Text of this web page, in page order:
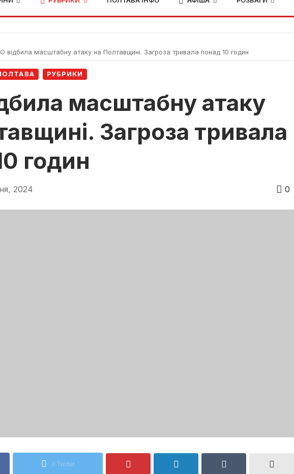
відбила масштабну атаку на Полтавщині. Загроза тривала понад 10 годин
РУБРИКИ
масштабну атаку
Загроза тривала
годин
2024 0
X Twitter